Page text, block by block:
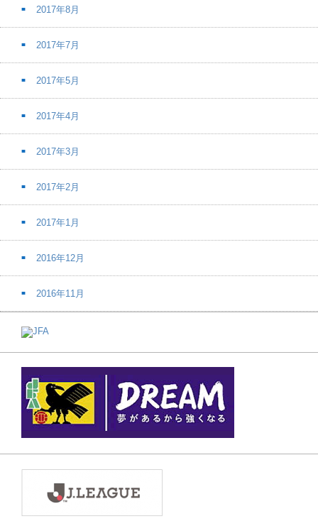
2017年8月
2017年7月
2017年5月
2017年4月
2017年3月
2017年2月
2017年1月
2016年12月
2016年11月